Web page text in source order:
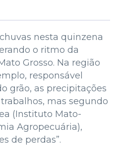
nesta quinzena
o ritmo da
Grosso. Na região
responsável
grão, as precipitações
mas segundo
(Instituto Mato-
Agropecuária),
de perdas”.